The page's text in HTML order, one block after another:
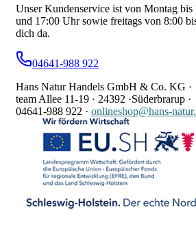
Unser Kundenservice ist von Montag
und 17:00 Uhr sowie freitags von 8:00
dich da.
04641-988 922
Hans Natur Handels GmbH & Co. KG ·
team Allee 11-19 · 24392 ·Süderbrarup ·
04641-988 922 · onlineshop@hans-